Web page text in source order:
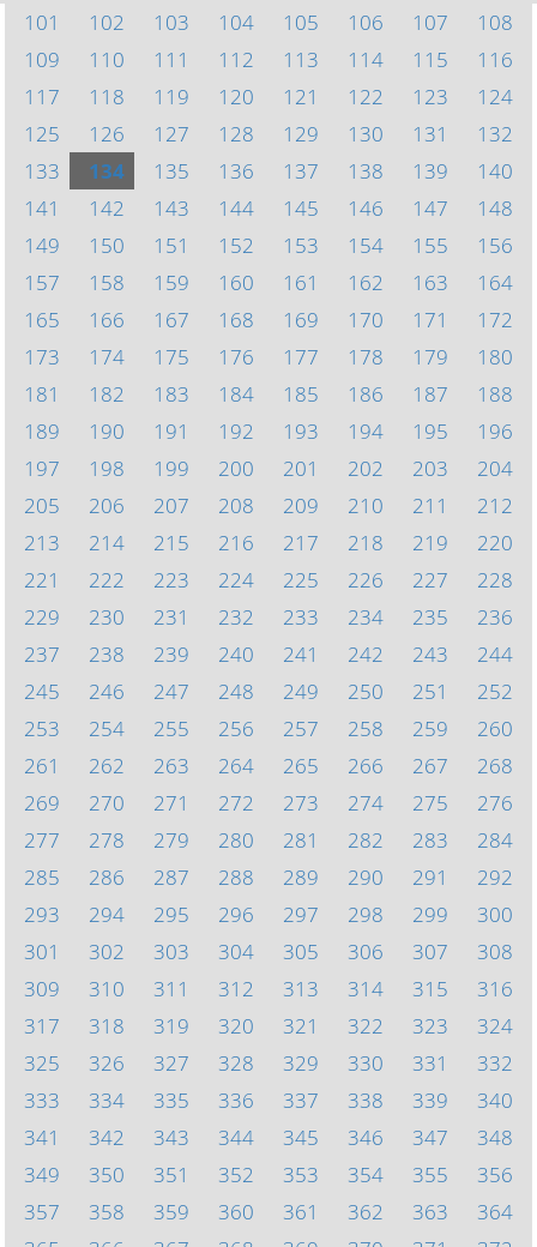
101
102 103 104 105 106 107
108
109
110 111 112 113 114 115
116
117
118 119 120 121 122 123
124
125
126 127 128 129 130 131
132
133
134 135 136 137 138 139
140
141
142 143 144 145 146 147
148
149
150 151 152 153 154 155
156
157
158 159 160 161 162 163
164
165
166 167 168 169 170 171
172
173
174 175 176 177 178 179
180
181
182 183 184 185 186 187
188
189
190 191 192 193 194 195
196
197
198 199 200 201 202 203
204
205
206 207 208 209 210 211
212
213
214 215 216 217 218 219
220
221
222 223 224 225 226 227
228
229
230 231 232 233 234 235
236
237
238 239 240 241 242 243
244
245
246 247 248 249 250 251
252
253
254 255 256 257 258 259
260
261
262 263 264 265 266 267
268
269
270 271 272 273 274 275
276
277
278 279 280 281 282 283
284
285
286 287 288 289 290 291
292
293
294 295 296 297 298 299
300
301
302 303 304 305 306 307
308
309
310 311 312 313 314 315
316
317
318 319 320 321 322 323
324
325
326 327 328 329 330 331
332
333
334 335 336 337 338 339
340
341
342 343 344 345 346 347
348
349
350 351 352 353 354 355
356
357
358 359 360 361 362 363
364